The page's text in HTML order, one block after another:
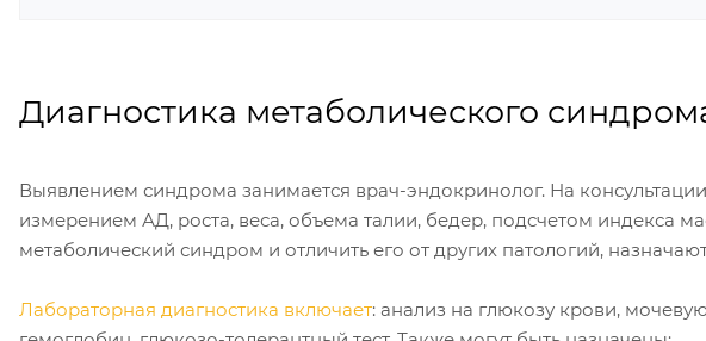
Диагностика метаболического
Выявлением синдрома занимается врач-эндокринолог. На
измерением АД, роста, веса, объема талии, бедер, подсчетом индекса
метаболический синдром и отличить его от других патологий,
Лабораторная диагностика включает: анализ на глюкозу крови,